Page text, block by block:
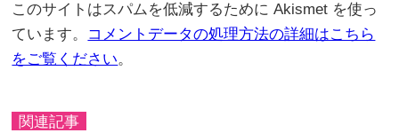
このサイトはスパムを低減するために Akismet を使っ
ています。 コメントデータの処理方法の詳細はこちら
をご覧ください。
関連記事